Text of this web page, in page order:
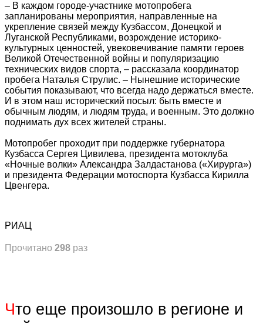
– В каждом городе-участнике мотопробега
запланированы мероприятия, направленные на
укрепление связей между Кузбассом, Донецкой и
Луганской Республиками, возрождение историко-
культурных ценностей, увековечивание памяти героев
Великой Отечественной войны и популяризацию
технических видов спорта, – рассказала координатор
пробега Наталья Струлис. – Нынешние исторические
события показывают, что всегда надо держаться вместе.
И в этом наш исторический посыл: быть вместе и
обычным людям, и людям труда, и военным. Это должно
поднимать дух всех жителей страны.
Мотопробег проходит при поддержке губернатора
Кузбасса Сергея Цивилева, президента мотоклуба
«Ночные волки» Александра Залдастанова («Хирурга»)
и президента Федерации мотоспорта Кузбасса Кирилла
Цвенгера.
РИАЦ
Прочитано 298 раз
Что еще произошло в регионе и